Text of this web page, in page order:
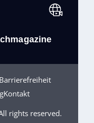
Barrierefreiheit
Kontakt
rights reserved.